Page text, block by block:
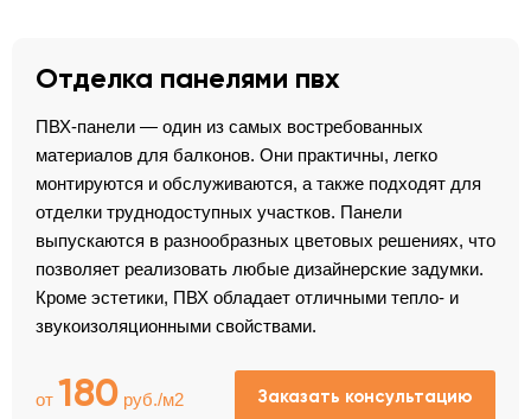
Отделка панелями пвх
ПВХ-панели — один из самых востребованных
материалов для балконов. Они практичны, легко
монтируются и обслуживаются, а также подходят для
отделки труднодоступных участков. Панели
выпускаются в разнообразных цветовых решениях, что
позволяет реализовать любые дизайнерские задумки.
Кроме эстетики, ПВХ обладает отличными тепло- и
звукоизоляционными свойствами.
от 180 руб./м2 Заказать консультацию